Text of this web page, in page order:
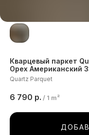
Кварцевый паркет
Орех Американский
Quartz Parquet
6 790 р. / 1 m²